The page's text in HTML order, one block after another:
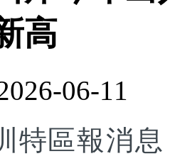
高
06-11
特區報消